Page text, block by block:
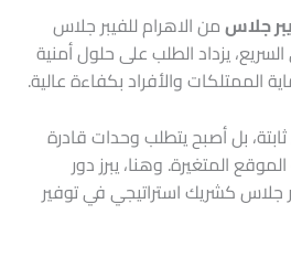
جلاسمن الاهرام للفيبر جلاس​
يزداد الطلب على حلول أمنية
الممتلكات والأفراد بكفاءة عالية.
بل أصبح يتطلب وحدات قادرة
المتغيرة. وهنا، يبرز دور
كشريك استراتيجي في توفير